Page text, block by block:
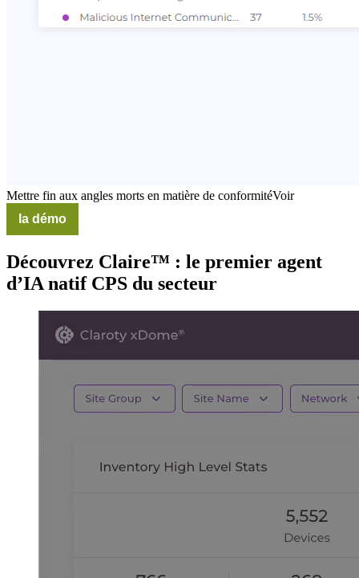
Mettre fin aux angles morts en matière de conformitéVoir
la démo
Découvrez Claire™ : le premier agent
d’IA natif CPS du secteur